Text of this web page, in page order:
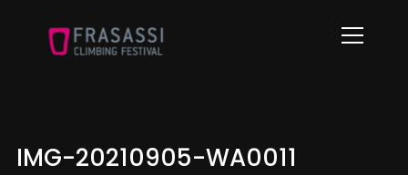
Info
IMG-20210905-WA0011